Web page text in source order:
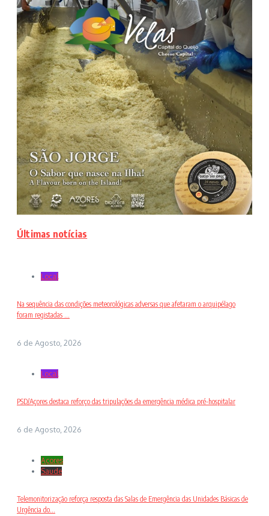
Últimas notícias
Local
Na sequência das condições meteorológicas adversas que afetaram o arquipélago
foram registadas ...
6 de Agosto, 2026
Local
PSD/Açores destaca reforço das tripulações da emergência médica pré-hospitalar
6 de Agosto, 2026
Açores
Saude
Telemonitorização reforça resposta das Salas de Emergência das Unidades Básicas de
Urgência do...